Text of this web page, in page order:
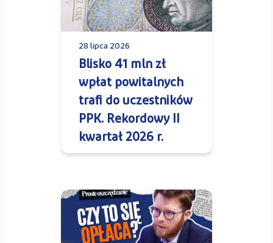
28 lipca 2026
Blisko 41 mln zł
wpłat powitalnych
trafi do uczestników
PPK. Rekordowy II
kwartał 2026 r.